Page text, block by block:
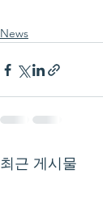
News
최근 게시물